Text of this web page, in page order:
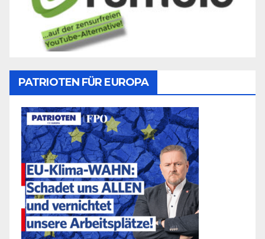
PATRIOTEN FÜR EUROPA